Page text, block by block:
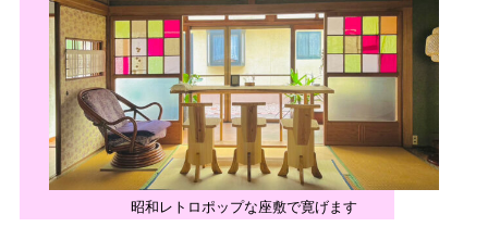
昭和レトロポップな座敷で寛げます